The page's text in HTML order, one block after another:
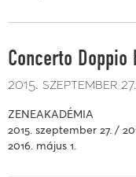
Concerto Doppio
2015. szeptember 27.
ZENEAKADÉMIA
2015. szeptember 27. /
2016. május 1.